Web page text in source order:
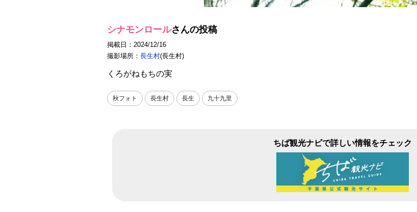
シナモンロールさんの投稿
掲載日：2024/12/16
撮影場所： 長生村(長生村)
くろがねもちの実
秋フォト 長生村 長生 九十九里
ちば観光ナビで詳しい情報をチェック